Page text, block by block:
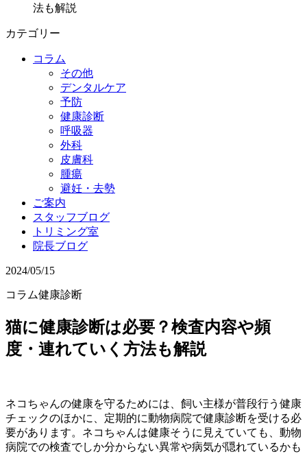
法も解説
カテゴリー
コラム
その他
デンタルケア
予防
健康診断
呼吸器
外科
皮膚科
腫瘍
避妊・去勢
ご案内
スタッフブログ
トリミング室
院長ブログ
2024/05/15
コラム健康診断
猫に健康診断は必要？検査内容や頻
度・連れていく方法も解説
ネコちゃんの健康を守るためには、飼い主様が普段行う健康
チェックのほかに、定期的に動物病院で健康診断を受ける必
要があります。ネコちゃんは健康そうに見えていても、動物
病院での検査でしか分からない異常や病気が隠れているかも